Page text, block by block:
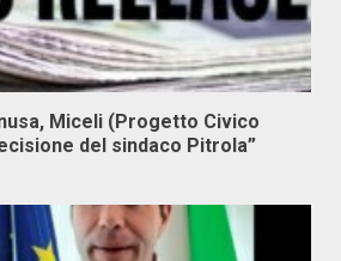
Miceli (Progetto Civico
del sindaco Pitrola”